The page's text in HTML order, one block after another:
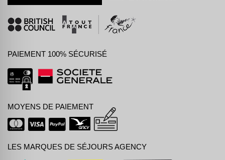
PAIEMENT 100% SÉCURISÉ
MOYENS DE PAIEMENT
LES MARQUES DE SÉJOURS AGENCY